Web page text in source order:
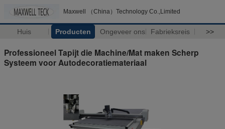
Maxwell （China）Technology Co.,Limited
Huis Producten Ongeveer ons Fabrieksreis >>
Professioneel Tapijt die Machine/Mat maken Scherp
Systeem voor Autodecoratiemateriaal